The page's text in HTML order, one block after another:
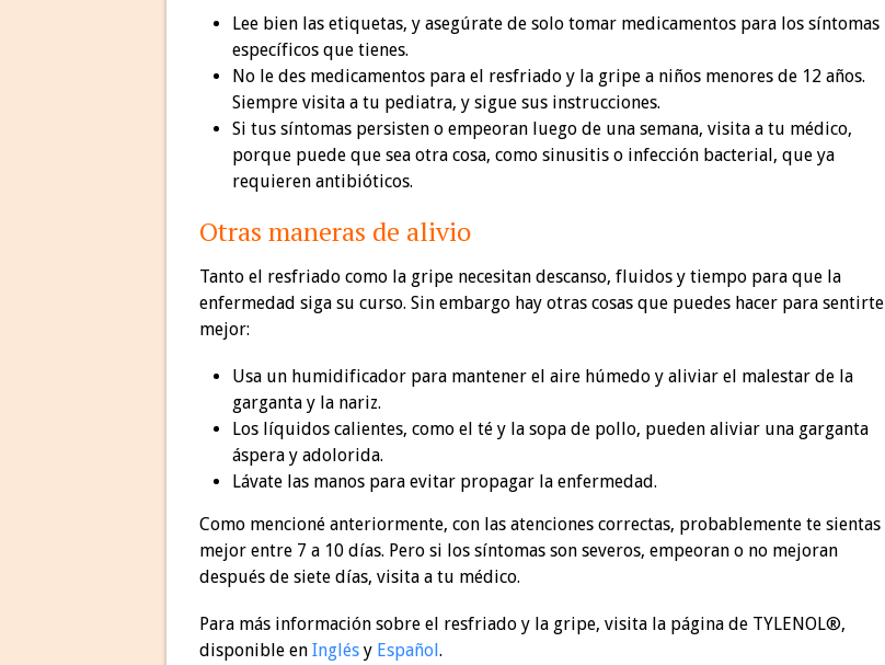
Lee bien las etiquetas, y asegúrate de solo tomar medicamentos para los síntomas
específicos que tienes.
No le des medicamentos para el resfriado y la gripe a niños menores de 12 años.
Siempre visita a tu pediatra, y sigue sus instrucciones.
Si tus síntomas persisten o empeoran luego de una semana, visita a tu médico,
porque puede que sea otra cosa, como sinusitis o infección bacterial, que ya
requieren antibióticos.
Otras maneras de alivio
Tanto el resfriado como la gripe necesitan descanso, fluidos y tiempo para que la
enfermedad siga su curso. Sin embargo hay otras cosas que puedes hacer para sentirte
mejor:
Usa un humidificador para mantener el aire húmedo y aliviar el malestar de la
garganta y la nariz.
Los líquidos calientes, como el té y la sopa de pollo, pueden aliviar una garganta
áspera y adolorida.
Lávate las manos para evitar propagar la enfermedad.
Como mencioné anteriormente, con las atenciones correctas, probablemente te sientas
mejor entre 7 a 10 días. Pero si los síntomas son severos, empeoran o no mejoran
después de siete días, visita a tu médico.
Para más información sobre el resfriado y la gripe, visita la página de TYLENOL®,
disponible en Inglés y Español .